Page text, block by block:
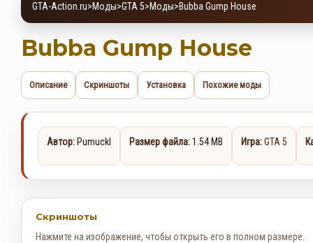
GTA-Action.ru>Моды>GTA 5>Моды>Bubba Gump House
Bubba Gump House
Описание Скриншоты Установка Похожие моды
Автор: Pumuckl Размер файла:1.54 MB Игра:GTA 5
Скриншоты
Нажмите на изображение, чтобы открыть его в полном размере.